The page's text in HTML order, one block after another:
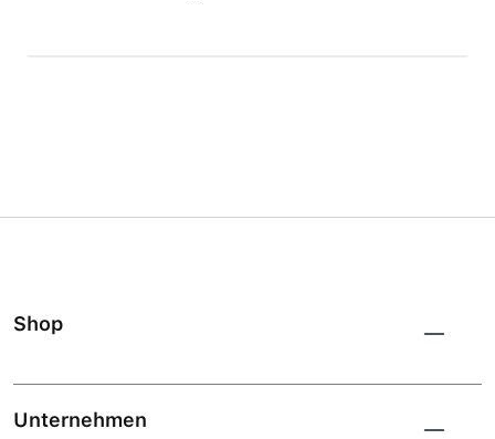
Shop
Unternehmen